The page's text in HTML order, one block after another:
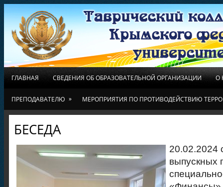
ГЛАВНАЯ СВЕДЕНИЯ ОБ ОБРАЗОВАТЕЛЬНОЙ ОРГАНИЗАЦИИ О
ПРЕПОДАВАТЕЛЮ » МЕРОПРИЯТИЯ ПО ПРОТИВОДЕЙСТВИЮ
БЕСЕДА
20.02.2024
выпускных